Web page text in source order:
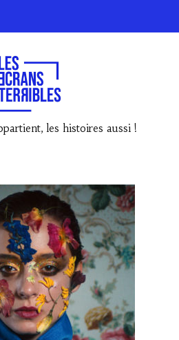
les histoires aussi !